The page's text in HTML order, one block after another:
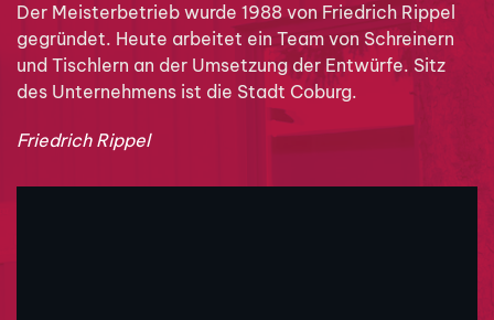
Der Meisterbetrieb wurde 1988 von Friedrich Rippel
gegründet. Heute arbeitet ein Team von Schreinern
und Tischlern an der Umsetzung der Entwürfe. Sitz
des Unternehmens ist die Stadt Coburg.
Friedrich Rippel